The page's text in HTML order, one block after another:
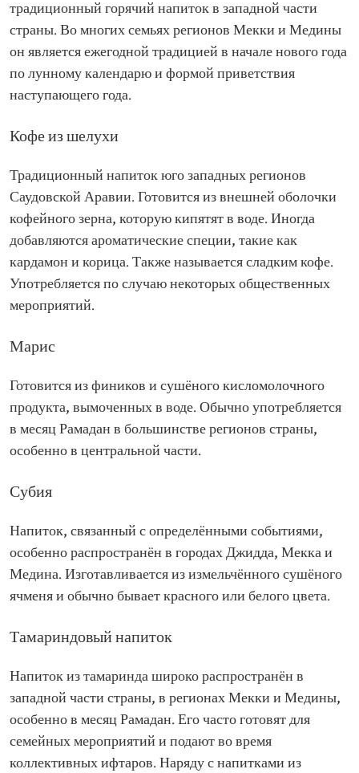
традиционный горячий напиток в западной части
страны. Во многих семьях регионов Мекки и Медины
он является ежегодной традицией в начале нового года
по лунному календарю и формой приветствия
наступающего года.
Кофе из шелухи
Традиционный напиток юго западных регионов
Саудовской Аравии. Готовится из внешней оболочки
кофейного зерна, которую кипятят в воде. Иногда
добавляются ароматические специи, такие как
кардамон и корица. Также называется сладким кофе.
Употребляется по случаю некоторых общественных
мероприятий.
Марис
Готовится из фиников и сушёного кисломолочного
продукта, вымоченных в воде. Обычно употребляется
в месяц Рамадан в большинстве регионов страны,
особенно в центральной части.
Субия
Напиток, связанный с определёнными событиями,
особенно распространён в городах Джидда, Мекка и
Медина. Изготавливается из измельчённого сушёного
ячменя и обычно бывает красного или белого цвета.
Тамариндовый напиток
Напиток из тамаринда широко распространён в
западной части страны, в регионах Мекки и Медины,
особенно в месяц Рамадан. Его часто готовят для
семейных мероприятий и подают во время
коллективных ифтаров. Наряду с напитками из